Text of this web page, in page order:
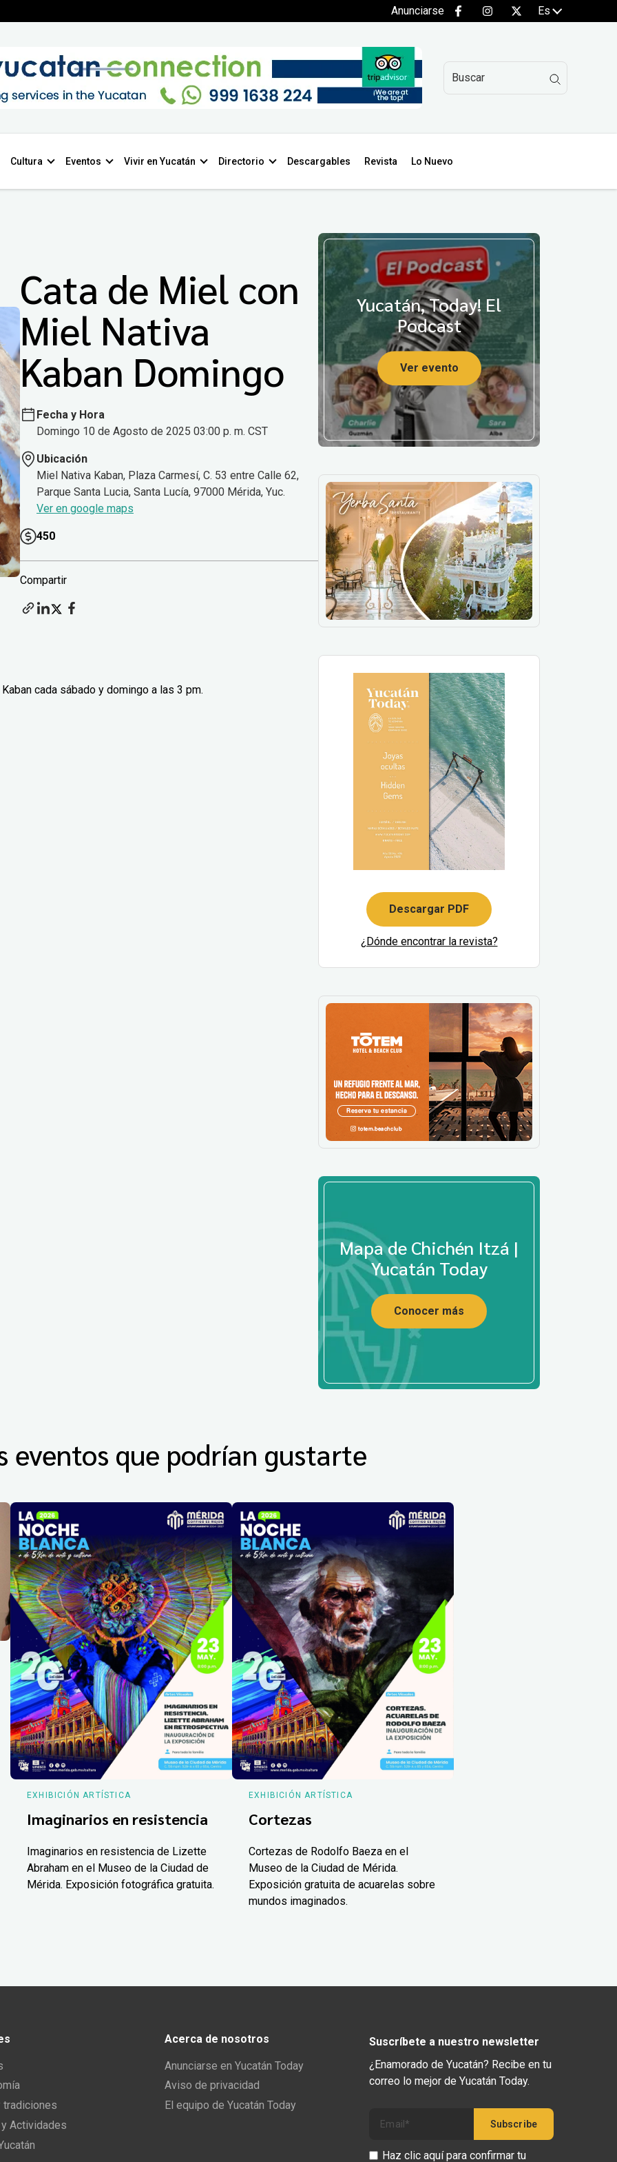
Anunciarse Es
Cultura Eventos Vivir en Yucatán Directorio Descargables Revista Lo Nuevo
Cata de Miel con
Miel Nativa
Kaban Domingo
Fecha y Hora
Domingo 10 de Agosto de 2025 03:00 p. m. CST
Ubicación
Miel Nativa Kaban, Plaza Carmesí, C. 53 entre Calle 62,
Parque Santa Lucia, Santa Lucía, 97000 Mérida, Yuc.
Ver en google maps
450
Compartir
cada sábado y domingo a las 3 pm.
Yucatán, Today! El
Podcast
Ver evento
Descargar PDF
¿Dónde encontrar la revista?
Mapa de Chichén Itzá |
Yucatán Today
Conocer más
eventos que podrían gustarte
EXHIBICIÓN ARTÍSTICA
Imaginarios en resistencia
Imaginarios en resistencia de Lizette
Abraham en el Museo de la Ciudad de
Mérida. Exposición fotográfica gratuita.
EXHIBICIÓN ARTÍSTICA
Cortezas
Cortezas de Rodolfo Baeza en el
Museo de la Ciudad de Mérida.
Exposición gratuita de acuarelas sobre
mundos imaginados.
tradiciones
Actividades
Acerca de nosotros
Anunciarse en Yucatán Today
Aviso de privacidad
El equipo de Yucatán Today
Suscríbete a nuestro newsletter
¿Enamorado de Yucatán? Recibe en tu
correo lo mejor de Yucatán Today.
Haz clic aquí para confirmar tu